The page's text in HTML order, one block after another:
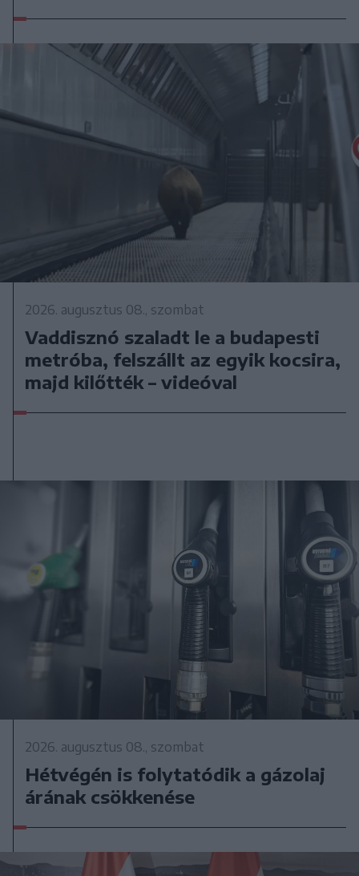
2026. augusztus 08., szombat
Vaddisznó szaladt le a budapesti
metróba, felszállt az egyik kocsira,
majd kilőtték – videóval
2026. augusztus 08., szombat
Hétvégén is folytatódik a gázolaj
árának csökkenése